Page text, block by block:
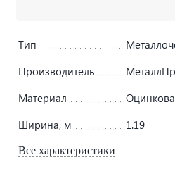
Тип
Производитель
Материал
Ширина, м
1.19
Все характеристики